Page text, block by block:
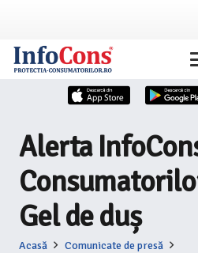
Alerta
Gel de duș
Acasă
Comunicate de presă